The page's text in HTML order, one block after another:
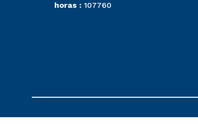
horas : 107760